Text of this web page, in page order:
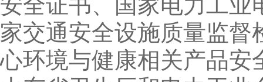
家交通安全设施质量监
心环境与健康相关产品